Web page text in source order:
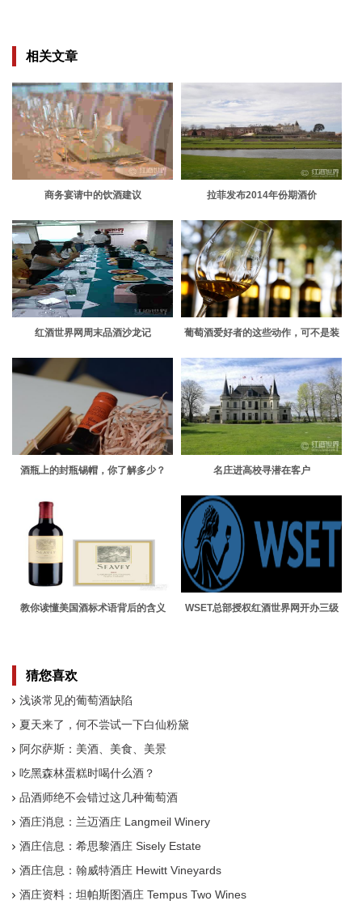
相关文章
商务宴请中的饮酒建议 拉菲发布2014年份期酒价
红酒世界网周末品酒沙龙记
葡萄酒爱好者的这些动作，可不是装
酒瓶上的封瓶锡帽，你了解多少？ 名庄进高校寻潜在客户
教你读懂美国酒标术语背后的含义
WSET总部授权红酒世界网开办三级
猜您喜欢
浅谈常见的葡萄酒缺陷
夏天来了，何不尝试一下白仙粉黛
阿尔萨斯：美酒、美食、美景
吃黑森林蛋糕时喝什么酒？
品酒师绝不会错过这几种葡萄酒
酒庄消息：兰迈酒庄 Langmeil Winery
酒庄信息：希思黎酒庄 Sisely Estate
酒庄信息：翰威特酒庄 Hewitt Vineyards
酒庄资料：坦帕斯图酒庄 Tempus Two Wines